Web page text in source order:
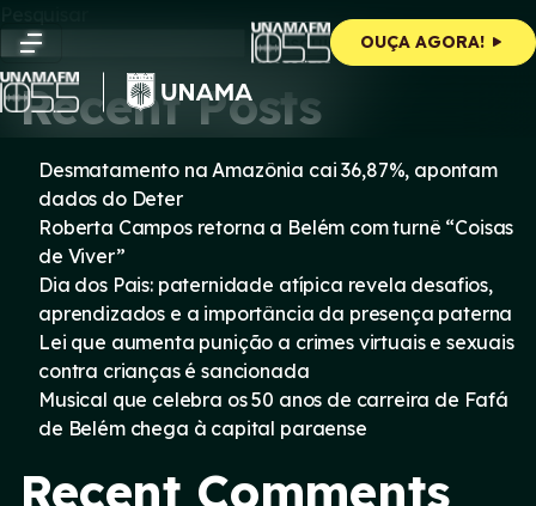
content
OUÇA AGORA!
Pesquisar
Pesquisar
Recent Posts
Desmatamento na Amazônia cai 36,87%, apontam
dados do Deter
Roberta Campos retorna a Belém com turnê “Coisas
de Viver”
Dia dos Pais: paternidade atípica revela desafios,
aprendizados e a importância da presença paterna
Lei que aumenta punição a crimes virtuais e sexuais
contra crianças é sancionada
Musical que celebra os 50 anos de carreira de Fafá
de Belém chega à capital paraense
Recent Comments